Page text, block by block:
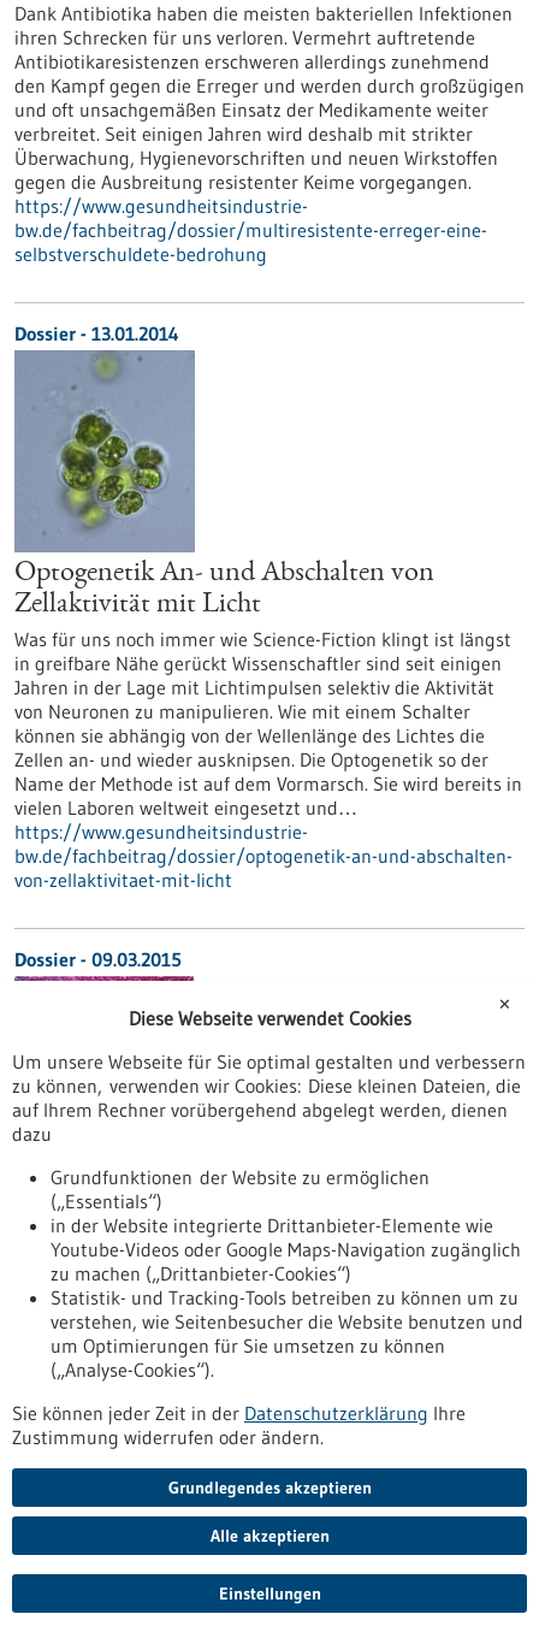
Dank Antibiotika haben die meisten bakteriellen Infektionen
ihren Schrecken für uns verloren. Vermehrt auftretende
Antibiotikaresistenzen erschweren allerdings zunehmend
den Kampf gegen die Erreger und werden durch großzügigen
und oft unsachgemäßen Einsatz der Medikamente weiter
verbreitet. Seit einigen Jahren wird deshalb mit strikter
Überwachung, Hygienevorschriften und neuen Wirkstoffen
gegen die Ausbreitung resistenter Keime vorgegangen.
https://www.gesundheitsindustrie-
bw.de/fachbeitrag/dossier/multiresistente-erreger-eine-
selbstverschuldete-bedrohung
Dossier - 13.01.2014
Optogenetik An- und Abschalten von
Zellaktivität mit Licht
Was für uns noch immer wie Science-Fiction klingt ist längst
in greifbare Nähe gerückt Wissenschaftler sind seit einigen
Jahren in der Lage mit Lichtimpulsen selektiv die Aktivität
von Neuronen zu manipulieren. Wie mit einem Schalter
können sie abhängig von der Wellenlänge des Lichtes die
Zellen an- und wieder ausknipsen. Die Optogenetik so der
Name der Methode ist auf dem Vormarsch. Sie wird bereits in
vielen Laboren weltweit eingesetzt und…
https://www.gesundheitsindustrie-
bw.de/fachbeitrag/dossier/optogenetik-an-und-abschalten-
von-zellaktivitaet-mit-licht
Dossier - 09.03.2015
Lebererkrankungen Fortschritte in Therapie
und Forschung
Leberkrankheiten werden oft unterschätzt, sind aber weit
verbreitet und können, vor allem bei chronischem Verlauf,
schwerwiegende und sogar lebensbedrohende Auswirkungen
haben. Die häufigsten Ursachen sind Hepatitis-Viren,
übermäßiger Alkohol und Übergewicht; seltener sind
angeborene oder autoimmune Lebererkrankungen. Dank
neuer Entwicklungen in der medizinischen Forschung können
zum Beispiel chronische Hepatitis B und C gut behandelt
werden.
bw.de/fachbeitrag/dossier/lebererkrankungen-fortschritte-
in-therapie-und-forschung
✕
Diese Webseite verwendet Cookies
Um unsere Webseite für Sie optimal gestalten und verbessern
zu können, verwenden wir Cookies: Diese kleinen Dateien, die
auf Ihrem Rechner vorübergehend abgelegt werden, dienen
dazu
Grundfunktionen der Website zu ermöglichen
(„Essentials“)
in der Website integrierte Drittanbieter-Elemente wie
Youtube-Videos oder Google Maps-Navigation zugänglich
zu machen („Drittanbieter-Cookies“)
Statistik- und Tracking-Tools betreiben zu können um zu
verstehen, wie Seitenbesucher die Website benutzen und
um Optimierungen für Sie umsetzen zu können
(„Analyse-Cookies“).
Sie können jeder Zeit in der Datenschutzerklärung Ihre
Zustimmung widerrufen oder ändern.
Grundlegendes akzeptieren
Alle akzeptieren
Einstellungen